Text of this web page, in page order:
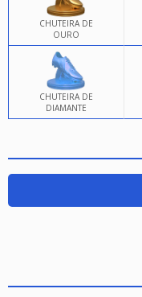
CHUTEIRA DE
OURO
CHUTEIRA DE
DIAMANTE